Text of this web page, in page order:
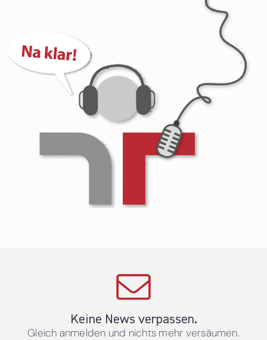
Keine News verpassen.
Gleich anmelden und nichts mehr versäumen.